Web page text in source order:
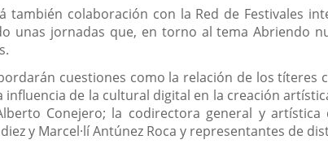
también colaboración con la Red de Festivales
unas jornadas que, en torno al tema Abriendo
cuestiones como la relación de los títeres
influencia de la cultural digital en la creación
Conejero; la codirectora general y artística
y Marcel·lí Antúnez Roca y representantes de